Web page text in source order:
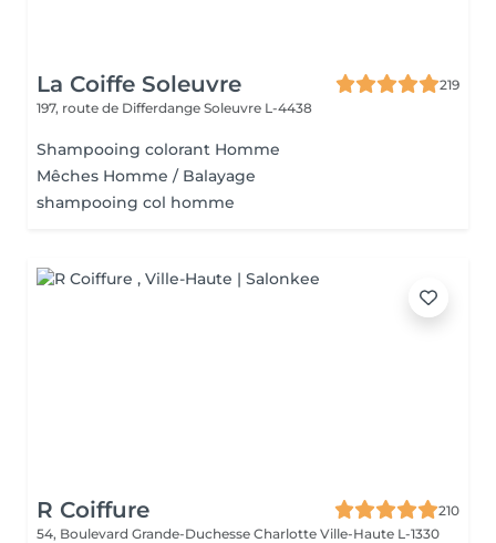
La Coiffe Soleuvre
219
197, route de Differdange Soleuvre L-4438
Shampooing colorant Homme
Mêches Homme / Balayage
shampooing col homme
R Coiffure
210
54, Boulevard Grande-Duchesse Charlotte Ville-Haute L-1330